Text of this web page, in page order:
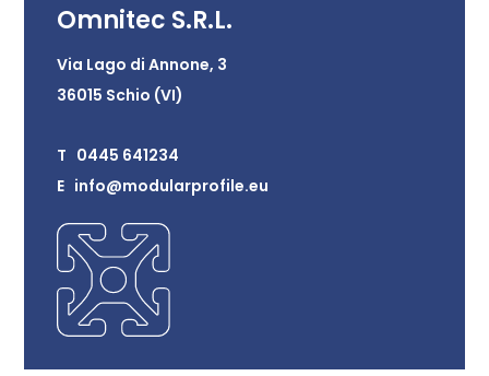
Omnitec S.R.L.
Via Lago di Annone, 3
36015 Schio (VI)
T 0445 641234
E info@modularprofile.eu